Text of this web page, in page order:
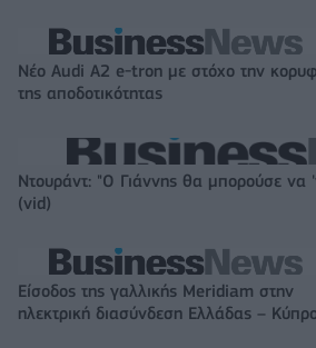
Νέο Audi A2 e-tron με στόχο την
της αποδοτικότητας
Ντουράντ: "Ο Γιάννης θα μπορούσε να
(vid)
Είσοδος της γαλλικής Meridiam στην
ηλεκτρική διασύνδεση Ελλάδας –